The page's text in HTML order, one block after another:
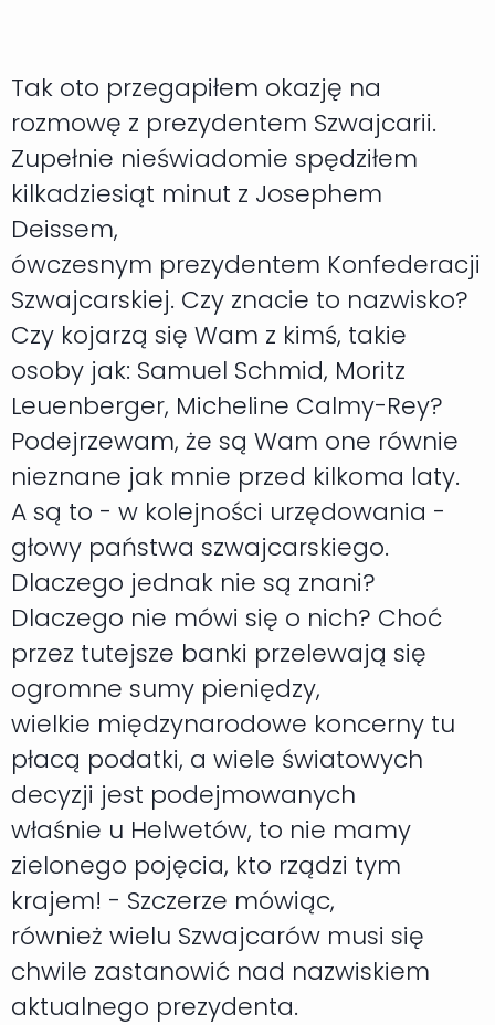
Tak oto przegapiłem okazję na
rozmowę z prezydentem Szwajcarii.
Zupełnie nieświadomie spędziłem
kilkadziesiąt minut z Josephem
Deissem,
ówczesnym prezydentem Konfederacji
Szwajcarskiej. Czy znacie to nazwisko?
Czy kojarzą się Wam z kimś, takie
osoby jak: Samuel Schmid, Moritz
Leuenberger, Micheline Calmy-Rey?
Podejrzewam, że są Wam one równie
nieznane jak mnie przed kilkoma laty.
A są to - w kolejności urzędowania -
głowy państwa szwajcarskiego.
Dlaczego jednak nie są znani?
Dlaczego nie mówi się o nich? Choć
przez tutejsze banki przelewają się
ogromne sumy pieniędzy,
wielkie międzynarodowe koncerny tu
płacą podatki, a wiele światowych
decyzji jest podejmowanych
właśnie u Helwetów, to nie mamy
zielonego pojęcia, kto rządzi tym
krajem! - Szczerze mówiąc,
również wielu Szwajcarów musi się
chwile zastanowić nad nazwiskiem
aktualnego prezydenta.